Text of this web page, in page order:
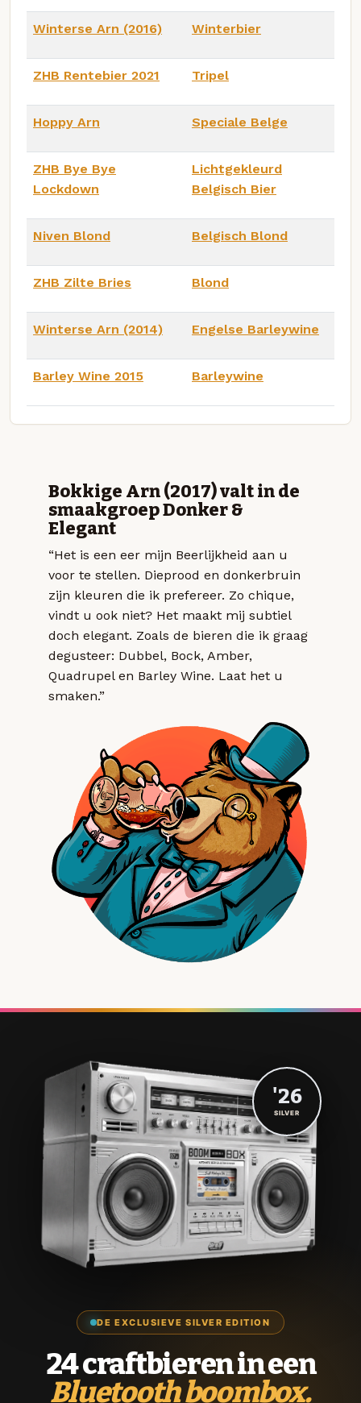
Winterse Arn (2016) Winterbier
ZHB Rentebier 2021 Tripel
Hoppy Arn Speciale Belge
ZHB Bye Bye
Lockdown
Lichtgekleurd
Belgisch Bier
Niven Blond Belgisch Blond
ZHB Zilte Bries Blond
Winterse Arn (2014) Engelse Barleywine
Barley Wine 2015 Barleywine
Bokkige Arn (2017) valt in de
smaakgroep Donker &
Elegant
“Het is een eer mijn Beerlijkheid aan u
voor te stellen. Dieprood en donkerbruin
zijn kleuren die ik prefereer. Zo chique,
vindt u ook niet? Het maakt mij subtiel
doch elegant. Zoals de bieren die ik graag
degusteer: Dubbel, Bock, Amber,
Quadrupel en Barley Wine. Laat het u
smaken.”
DE EXCLUSIEVE SILVER EDITION
24 craftbieren in een
Bluetooth boombox.
'26
SILVER